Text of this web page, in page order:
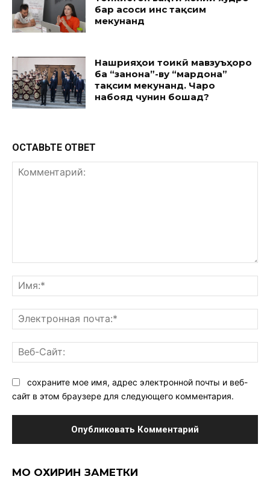
бар асоси ҷинс тақсим
мекунанд
Нашрияҳои тоҷикӣ мавзуъҳоро
ба “занона”-ву “мардона”
тақсим мекунанд. Чаро
набояд чунин бошад?
ОСТАВЬТЕ ОТВЕТ
сохраните мое имя, адрес электронной почты и веб-
сайт в этом браузере для следующего комментария.
МО ОХИРИН ЗАМЕТКИ